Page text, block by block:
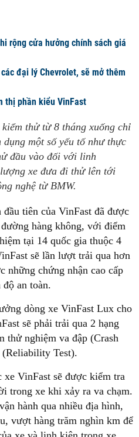
rộng cửa hưởng chính sách giá
đại lý Chevrolet, sẽ mở thêm
thị phần kiểu VinFast
thử từ 8 tháng xuống chỉ
một số yếu tố như thực
đầu vào đối với linh
xe đưa đi thử lên tới
nghệ từ BMW.
tiên của VinFast đã được
hàng không, với điểm
tại 14 quốc gia thuộc 4
sẽ lần lượt trải qua hơn
những chứng nhận cao cấp
an toàn.
dòng xe VinFast Lux cho
sẽ phải trải qua 2 hạng
thử nghiệm va đập (Crash
Test).
VinFast sẽ được kiểm tra
trong xe khi xảy ra va chạm.
hành qua nhiều địa hình,
vượt hàng trăm nghìn km để